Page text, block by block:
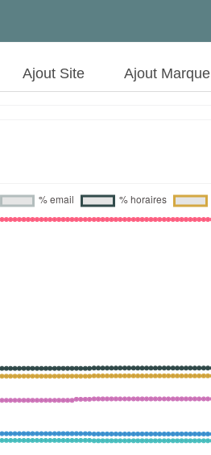
Ajout Site Ajout Marque